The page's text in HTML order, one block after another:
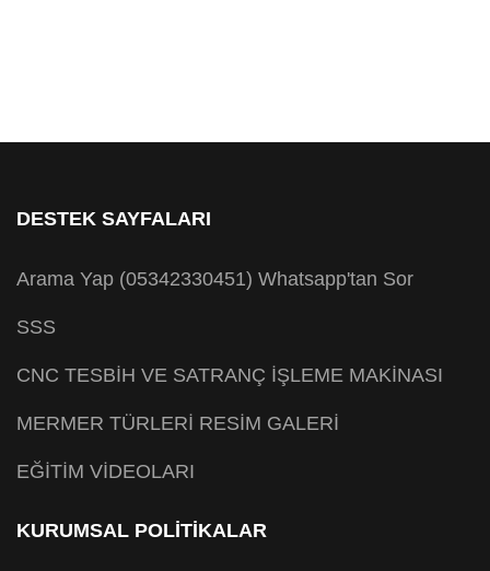
DESTEK SAYFALARI
Arama Yap (05342330451) Whatsapp'tan Sor
SSS
CNC TESBİH VE SATRANÇ İŞLEME MAKİNASI
MERMER TÜRLERİ RESİM GALERİ
EĞİTİM VİDEOLARI
KURUMSAL POLİTİKALAR